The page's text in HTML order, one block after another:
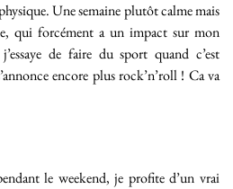
Une semaine plutôt calme mais
qui forcément a un impact sur mon
de faire du sport quand c’est
encore plus rock’n’roll ! Ca va
le weekend, je profite d’un vrai